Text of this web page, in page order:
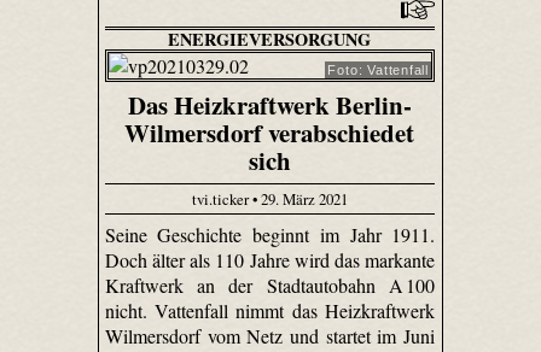
ENERGIEVERSORGUNG
Foto: Vattenfall
Das Heizkraftwerk Berlin-
Wilmersdorf verabschiedet
sich
tvi.ticker • 29. März 2021
Seine Geschichte beginnt im Jahr 1911.
Doch älter als 110 Jahre wird das markante
Kraftwerk an der Stadtautobahn A 100
nicht. Vattenfall nimmt das Heizkraftwerk
Wilmersdorf vom Netz und startet im Juni